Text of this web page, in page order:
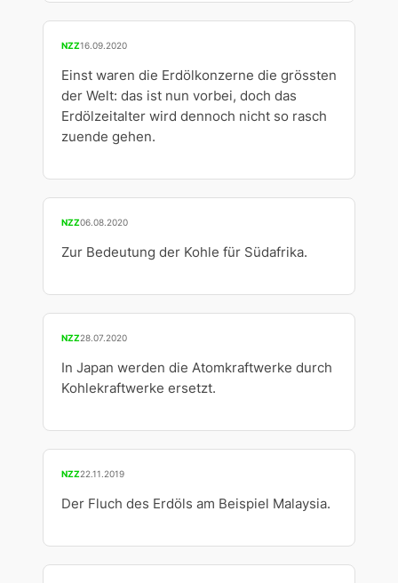
NZZ16.09.2020
Einst waren die Erdölkonzerne die grössten
der Welt: das ist nun vorbei, doch das
Erdölzeitalter wird dennoch nicht so rasch
zuende gehen.
NZZ06.08.2020
Zur Bedeutung der Kohle für Südafrika.
NZZ28.07.2020
In Japan werden die Atomkraftwerke durch
Kohlekraftwerke ersetzt.
NZZ22.11.2019
Der Fluch des Erdöls am Beispiel Malaysia.